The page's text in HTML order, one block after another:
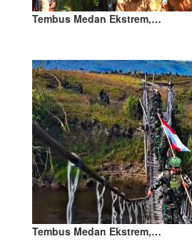
Tembus Medan Ekstrem,…
Tembus Medan Ekstrem,…